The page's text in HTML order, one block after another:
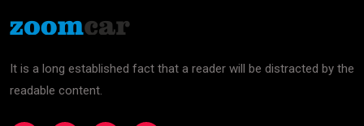
It is a long established fact that a reader will be distracted by the
readable content.